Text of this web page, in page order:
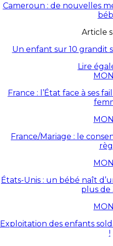
Cameroun : de nouvelles
Article
Un enfant sur 10 grandit
Lire
France : l’État face à ses
France/Mariage : le
États-Unis : un bébé naît
plus de
Exploitation des enfants
!